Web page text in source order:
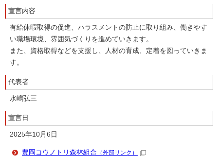
宣言内容
有給休暇取得の促進、ハラスメントの防止に取り組み、働きやす
い職場環境、雰囲気づくりを進めていきます。
また、資格取得などを支援し、人材の育成、定着を図っていきま
す。
代表者
水嶋弘三
宣言日
2025年10月6日
豊岡コウノトリ森林組合 （外部リンク）